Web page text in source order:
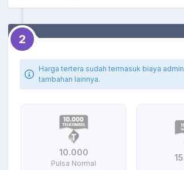
2
Harga tertera sudah termasuk biaya
tambahan lainnya.
10.000
Pulsa Normal